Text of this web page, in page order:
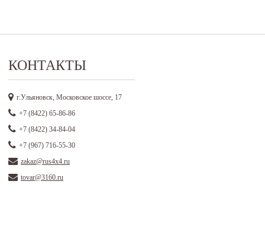
КОНТАКТЫ
г.Ульяновск, Московское шоссе, 17
+7 (8422) 65-86-86
+7 (8422) 34-84-04
+7 (967) 716-55-30
zakaz@rus4x4.ru
tovar@3160.ru